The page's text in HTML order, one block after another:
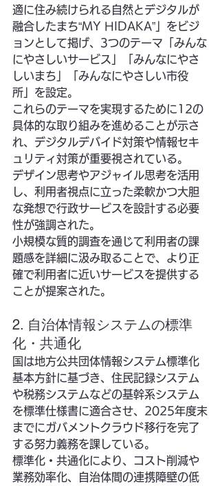
適に住み続けられる自然とデジタルが
融合したまち“MY HIDAKA”」をビジ
ョンとして掲げ、3つのテーマ「みんな
にやさしいサービス」「みんなにやさ
しいまち」「みんなにやさしい市役
所」を設定。
これらのテーマを実現するために12の
具体的な取り組みを進めることが示さ
れ、デジタルデバイド対策や情報セキ
ュリティ対策が重要視されている。
デザイン思考やアジャイル思考を活用
し、利用者視点に立った柔軟かつ大胆
な発想で行政サービスを設計する必要
性が強調された。
小規模な質的調査を通じて利用者の課
題感を詳細に汲み取ることで、より正
確で利用者に近いサービスを提供する
ことが提案された。
2. 自治体情報システムの標準
化・共通化
国は地方公共団体情報システム標準化
基本方針に基づき、住民記録システム
や税務システムなどの基幹系システム
を標準仕様書に適合させ、2025年度末
までにガバメントクラウド移行を完了
する努力義務を課している。
標準化・共通化により、コスト削減や
業務効率化、自治体間の連携障壁の低